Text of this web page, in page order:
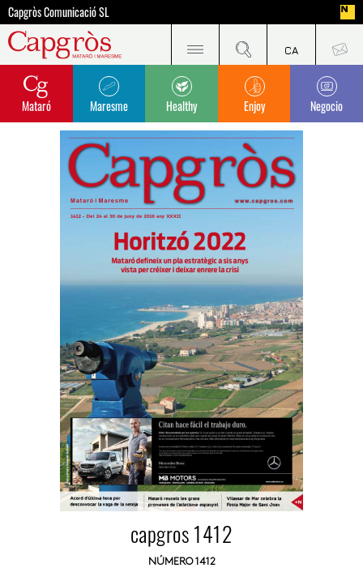
Capgròs Comunicació SL
Mataró Maresme Healthy Enjoy Negocio
capgros 1412
NÚMERO 1412